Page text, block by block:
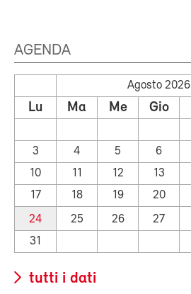
AGENDA
Agosto 2026
Lu Ma Me Gio
3
4 5 6
10
11 12 13
17
18 19 20
24
25 26 27
31
tutti i dati